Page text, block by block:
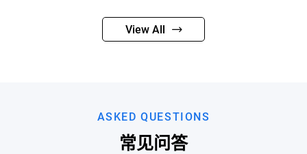
View All
ASKED QUESTIONS
常见问答